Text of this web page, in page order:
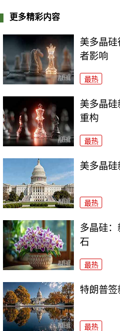
更多精彩内容
美多晶
者影响
最热
美多晶
重构
最热
美多晶
最热
多晶硅
石
最热
特朗普
最热